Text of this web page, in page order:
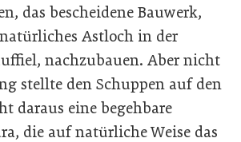
das bescheidene Bauwerk,
Astloch in der
nachzubauen. Aber nicht
stellte den Schuppen auf den
daraus eine begehbare
die auf natürliche Weise das